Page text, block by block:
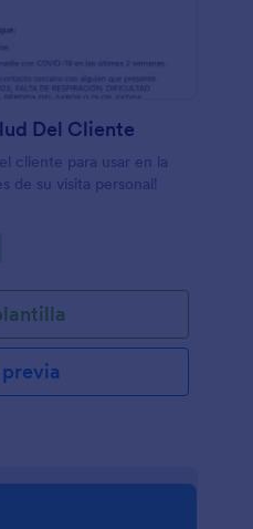
Del Cliente
cliente para usar en la
de su visita personal!